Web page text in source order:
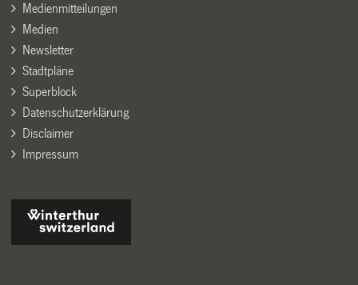
Medienmitteilungen
Medien
Newsletter
Stadtpläne
Superblock
Datenschutzerklärung
Disclaimer
Impressum